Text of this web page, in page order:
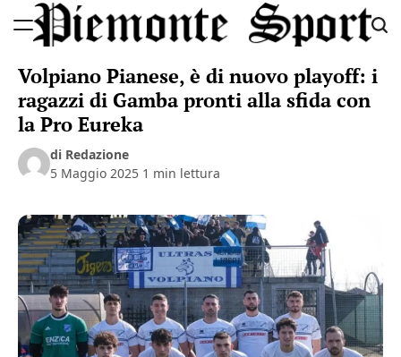
to
Sport
Volpiano Pianese, è di nuovo playoff: i
ragazzi di Gamba pronti alla sfida con
la Pro Eureka
di Redazione
5 Maggio 2025 1 min lettura